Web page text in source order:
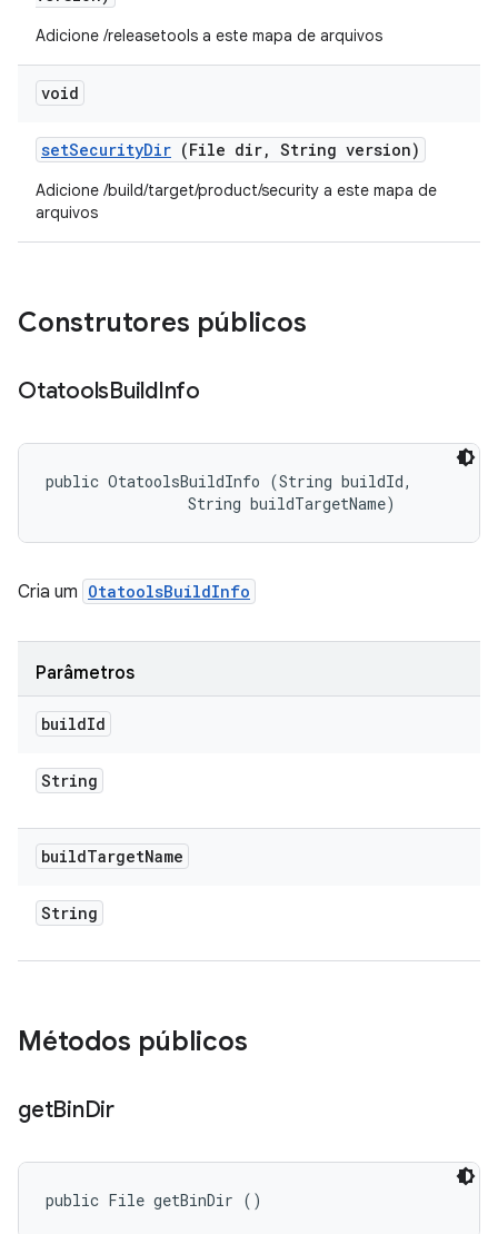
Adicione /releasetools a este mapa de arquivos
void
setSecurityDir (File dir, String version)
Adicione /build/target/product/security a este mapa de
arquivos
Construtores públicos
OtatoolsBuildInfo
public OtatoolsBuildInfo (String buildId,
                String buildTargetName)
Cria um OtatoolsBuildInfo
Parâmetros
buildId
String
buildTargetName
String
Métodos públicos
getBinDir
public File getBinDir ()